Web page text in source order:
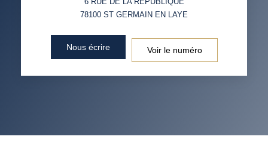
SUPERFICIE :
RÉSULTATS DES LYCÉES ECOLES ET CRÈCHES
COMMERCES
78100 ST GERMAIN EN LAYE
Nous écrire Voir le numéro